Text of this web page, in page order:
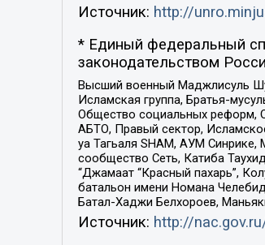
Источник: http://
* Единый федеральный
законодательством
Высший военный Маджлисуль
Исламская группа, Братья-
Общество социальных реформ,
АБТО, Правый сектор,
уа Тагьаля SHAM, АУМ
сообщество Сеть, Катиба
“Джамаат “Красный пахарь”,
батальон имени Номана
Батал-Хаджи Белхороев,
Источник: http://